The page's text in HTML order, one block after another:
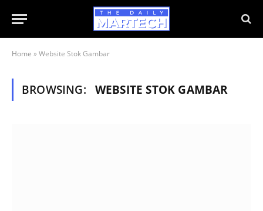
Home »Website Stok Gambar
BROWSING: WEBSITE STOK GAMBAR